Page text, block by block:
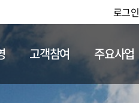
로그인
고객참여 주요사업